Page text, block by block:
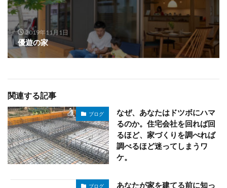
2019年11月1日
優遊の家
関連する記事
ブログ
なぜ、あなたはドツボにハマ
るのか。住宅会社を回れば回
るほど、家づくりを調べれば
調べるほど迷ってしまうワ
ケ。
ブログ
あなたが家を建てる前に知っ